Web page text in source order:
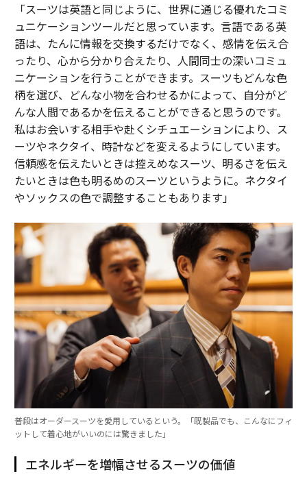
「スーツは英語と同じように、世界に通じる優れたコミ
ュニケーションツールだと思っています。言語である英
語は、たんに情報を交換するだけでなく、感情を伝え合
ったり、心から分かり合えたり、人間同士の深いコミュ
ニケーションを行うことができます。スーツもどんな色
柄を選び、どんな小物を合わせるかによって、自分がど
んな人間であるかを伝えることができると思うのです。
私はお会いする相手や赴くシチュエーションにより、ス
ーツやネクタイ、時計などを変えるようにしています。
信頼感を伝えたいときは控えめなスーツ、明るさを伝え
たいときは色も明るめのスーツというように。ネクタイ
やソックスの色で調整することもあります」
普段はオーダースーツを愛用しているという。「既製品でも、こんなにフィ
ットして着心地がいいのには驚きました」
エネルギーを増幅させるスーツの価値